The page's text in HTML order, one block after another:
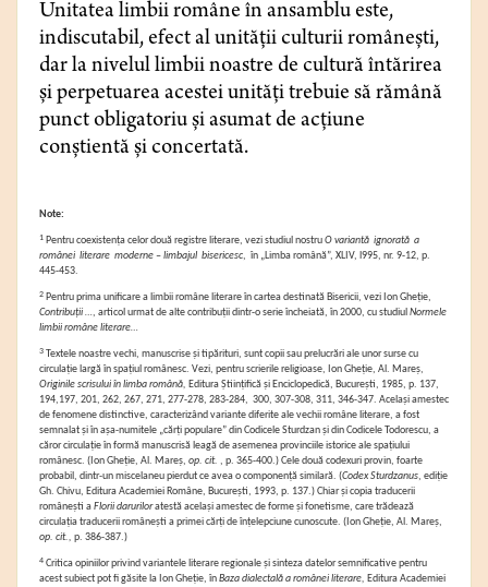
Unitatea limbii române în ansamblu este,
indiscutabil, efect al unității culturii românești,
dar la nivelul limbii noastre de cultură întărirea
și perpetuarea acestei unități trebuie să rămână
punct obligatoriu și asumat de acțiune
conștientă și concertată.
Note:
1 Pentru coexistența celor două registre literare, vezi studiul nostruO variantă ignorată a
românei literare moderne – limbajul bisericesc, în „Limba română”, XLIV, l995, nr. 9-12, p.
445-453.
2 Pentru prima unificare a limbii române literare în cartea destinată Bisericii, vezi Ion Gheție,
Contribuții …, articol urmat de alte contribuții dintr-o serie încheiată, în 2000, cu studiulNormele
limbii române literare…
3 Textele noastre vechi, manuscrise și tipărituri, sunt copii sau prelucrări ale unor surse cu
circulație largă în spațiul românesc. Vezi, pentru scrierile religioase, Ion Gheție, Al. Mareș,
Originile scrisului în limba română, Editura Științifică și Enciclopedică, București, 1985, p. 137,
194,197, 201, 262, 267, 271, 277-278, 283-284, 300, 307-308, 311, 346-347. Același amestec
de fenomene distinctive, caracterizând variante diferite ale vechii române literare, a fost
semnalat și în așa-numitele „cărți populare” din Codicele Sturdzan și din Codicele Todorescu, a
căror circulație în formă manuscrisă leagă de asemenea provinciile istorice ale spațiului
românesc. (Ion Gheție, Al. Mareș, op. cit. , p. 365-400.) Cele două codexuri provin, foarte
probabil, dintr-un miscelaneu pierdut ce avea o componență similară. (Codex Sturdzanus, ediție
Gh. Chivu, Editura Academiei Române, București, 1993, p. 137.) Chiar și copia traducerii
românești aFlorii daruriloratestă același amestec de forme și fonetisme, care trădează
circulația traducerii românești a primei cărți de înțelepciune cunoscute. (Ion Gheție, Al. Mareș,
op. cit., p. 386-387.)
4 Critica opiniilor privind variantele literare regionale și sinteza datelor semnificative pentru
acest subiect pot fi găsite la Ion Gheție, înBaza dialectală a românei literare, Editura Academiei